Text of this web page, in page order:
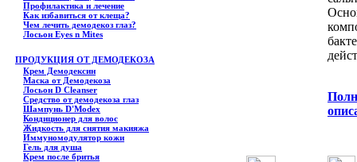
Профилактика и лечение
Как избавиться от клеща?
Чем лечить демодекоз глаз?
Лосьон Eyes n Mites
ПРОДУКЦИЯ ОТ ДЕМОДЕКОЗА
Крем Демодексин
Маска от Демодекоза
Лосьон D Cleanser
Средство от демодекоза глаз
Шампунь D'Modex
Кондиционер для волос
Жидкость для снятия макияжа
Иммуномодулятор кожи
Гель для душа
Крем после бритья